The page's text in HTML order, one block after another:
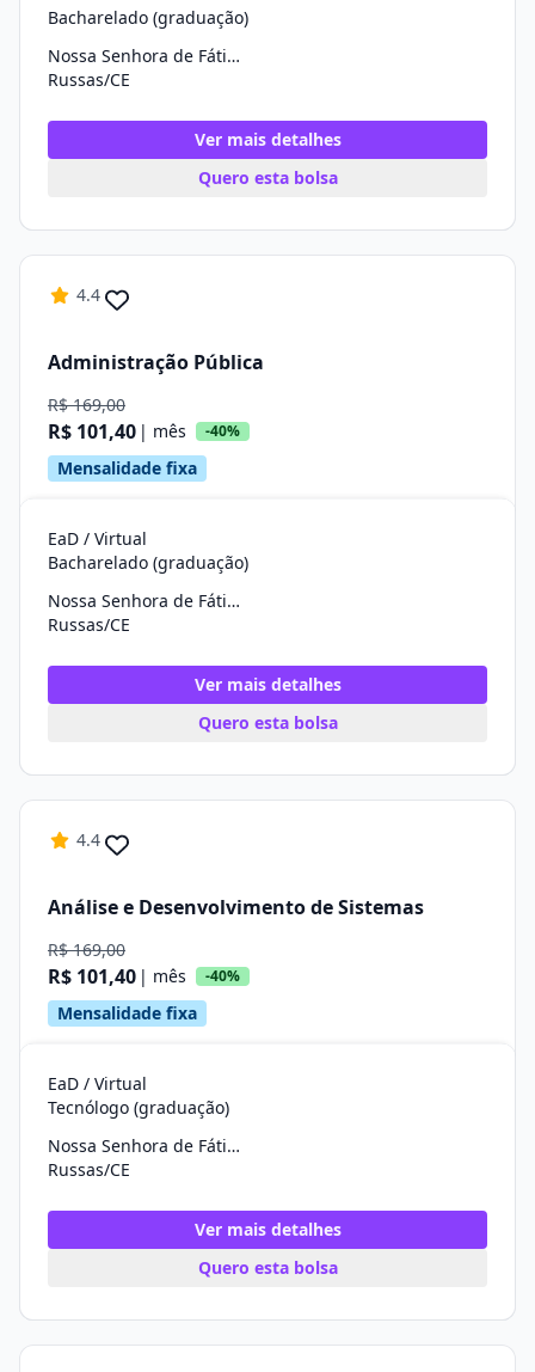
Bacharelado (graduação)
Nossa Senhora de Fátima
Russas/CE
Ver mais detalhes
Quero esta bolsa
4.4
Administração Pública
R$ 169,00
R$ 101,40 | mês -40%
Mensalidade fixa
EaD / Virtual
Bacharelado (graduação)
Nossa Senhora de Fátima
Russas/CE
Ver mais detalhes
Quero esta bolsa
4.4
Análise e Desenvolvimento de Sistemas
R$ 169,00
R$ 101,40 | mês -40%
Mensalidade fixa
EaD / Virtual
Tecnólogo (graduação)
Nossa Senhora de Fátima
Russas/CE
Ver mais detalhes
Quero esta bolsa